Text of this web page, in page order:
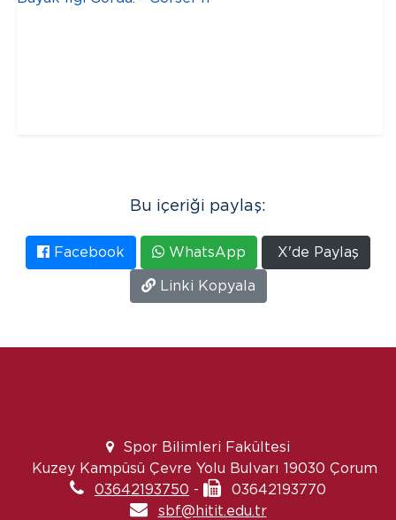
Bu içeriği paylaş:
Facebook WhatsApp
X'de Paylaş
Linki Kopyala
Spor Bilimleri Fakültesi
Kuzey Kampüsü Çevre Yolu Bulvarı 19030 Çorum
03642193750 -
03642193770
sbf@hitit.edu.tr